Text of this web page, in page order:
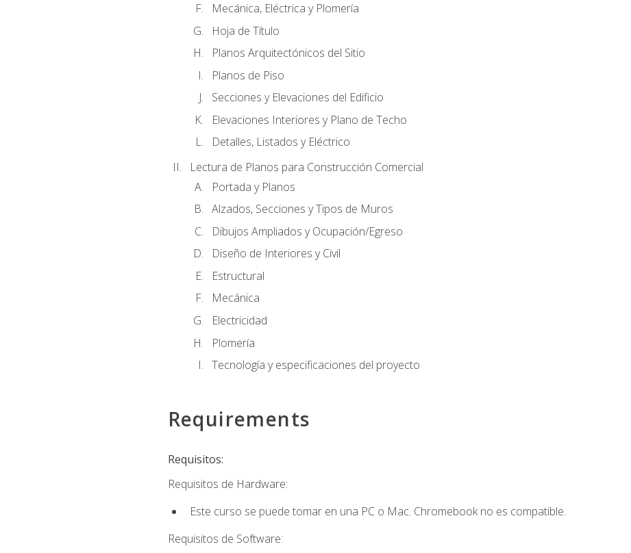
Mecánica, Eléctrica y Plomería
Hoja de Título
Planos Arquitectónicos del Sitio
Planos de Piso
Secciones y Elevaciones del Edificio
Elevaciones Interiores y Plano de Techo
Detalles, Listados y Eléctrico
Lectura de Planos para Construcción Comercial
Portada y Planos
Alzados, Secciones y Tipos de Muros
Dibujos Ampliados y Ocupación/Egreso
Diseño de Interiores y Civil
Estructural
Mecánica
Electricidad
Plomería
Tecnología y especificaciones del proyecto
Requirements
Requisitos:
Requisitos de Hardware:
Este curso se puede tomar en una PC o Mac. Chromebook no es compatible.
Requisitos de Software: